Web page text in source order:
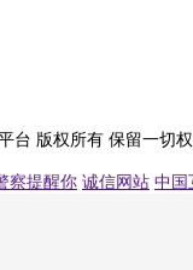
台 版权所有 保留一切
察提醒你 诚信网站 中国